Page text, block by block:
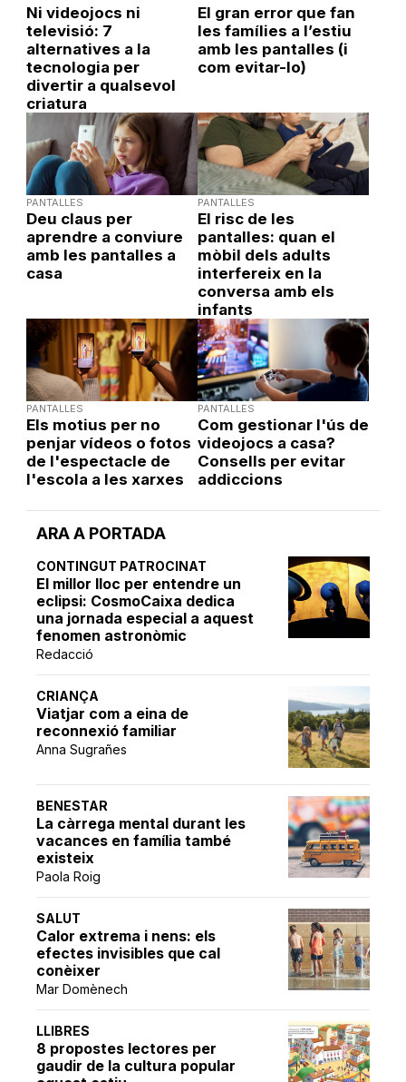
ARA A PORTADA
CONTINGUT PATROCINAT
El millor lloc per entendre un
eclipsi: CosmoCaixa dedica
una jornada especial a aquest
fenomen astronòmic
Redacció
CRIANÇA
Viatjar com a eina de
reconnexió familiar
Anna Sugrañes
BENESTAR
La càrrega mental durant les
vacances en família també
existeix
Paola Roig
SALUT
Calor extrema i nens: els
efectes invisibles que cal
conèixer
Mar Domènech
LLIBRES
8 propostes lectores per
gaudir de la cultura popular
Ni videojocs ni
televisió: 7
alternatives a la
tecnologia per
divertir a qualsevol
criatura
El gran error que fan
les famílies a l’estiu
amb les pantalles (i
com evitar-lo)
PANTALLES
Deu claus per
aprendre a conviure
amb les pantalles a
casa
PANTALLES
El risc de les
pantalles: quan el
mòbil dels adults
interfereix en la
conversa amb els
infants
PANTALLES
Els motius per no
penjar vídeos o fotos
de l'espectacle de
l'escola a les xarxes
PANTALLES
Com gestionar l'ús de
videojocs a casa?
Consells per evitar
addiccions